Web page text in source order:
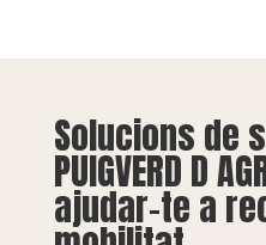
Solucions de
PUIGVERD D
ajudar-te a